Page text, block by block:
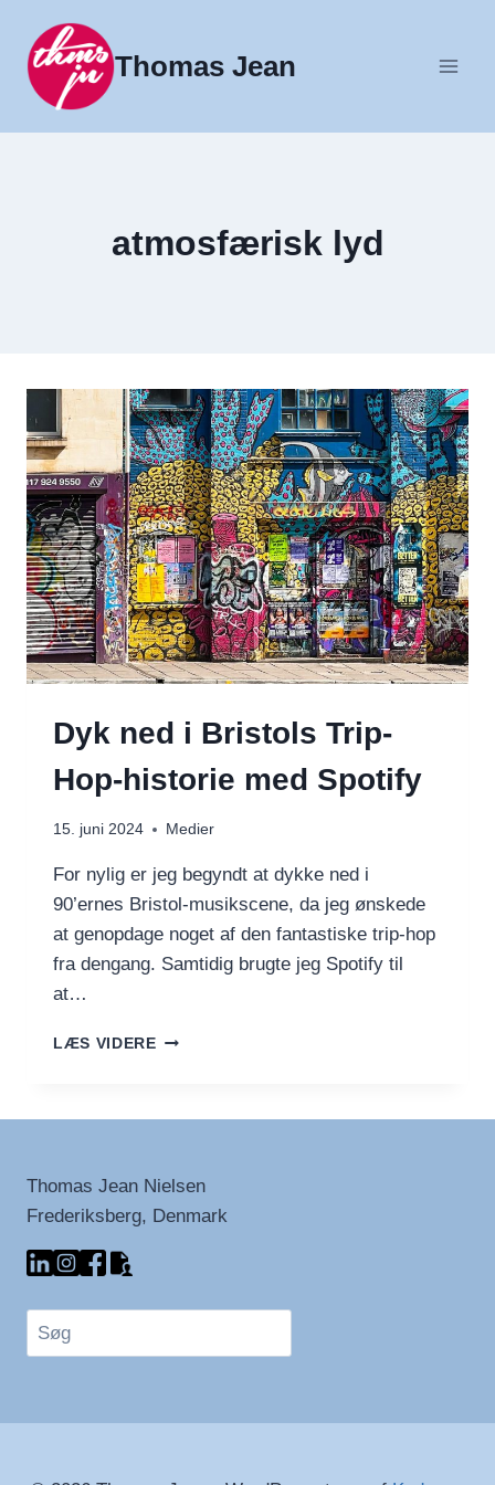
indhold
Thomas Jean
atmosfærisk lyd
Dyk ned i Bristols Trip-
Hop-historie med Spotify
15. juni 2024 Medier
For nylig er jeg begyndt at dykke ned i
90’ernes Bristol-musikscene, da jeg ønskede
at genopdage noget af den fantastiske trip-hop
fra dengang. Samtidig brugte jeg Spotify til
at…
LÆS VIDEREDYK
HISTORIE
SPOTIFY
Thomas Jean Nielsen
Frederiksberg, Denmark
Søg